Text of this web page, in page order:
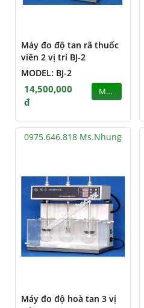
Máy đo độ tan rã thuốc
viên 2 vị trí BJ-2
MODEL: BJ-2
14,500,000
đ
MUA
0975.646.818 Ms.Nhung
Máy đo độ hoà tan 3 vị